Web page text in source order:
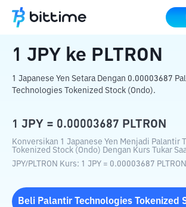
Beranda Konverter Kripto ke
1 JPY ke PLTRON
1 Japanese Yen Setara Dengan 0.00003687
Technologies Tokenized Stock (Ondo).
1 JPY = 0.00003687 PLTRON
Konversikan 1 Japanese Yen Menjadi Palantir
Tokenized Stock (Ondo) Dengan Kurs Tukar
JPY/PLTRON Kurs: 1 JPY = 0.00003687 PLTRON
Beli Palantir Technologies Tokenized